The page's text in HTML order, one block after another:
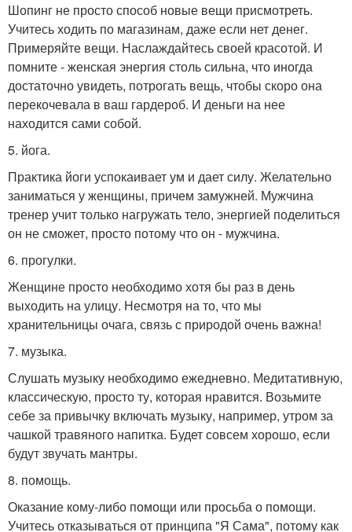
Шопинг не просто способ новые вещи присмотреть.
Учитесь ходить по магазинам, даже если нет денег.
Примеряйте вещи. Наслаждайтесь своей красотой. И
помните - женская энергия столь сильна, что иногда
достаточно увидеть, потрогать вещь, чтобы скоро она
перекочевала в ваш гардероб. И деньги на нее
находится сами собой.
5. йога.
Практика йоги успокаивает ум и дает силу. Желательно
заниматься у женщины, причем замужней. Мужчина
тренер учит только нагружать тело, энергией поделиться
он не сможет, просто потому что он - мужчина.
6. прогулки.
Женщине просто необходимо хотя бы раз в день
выходить на улицу. Несмотря на то, что мы
хранительницы очага, связь с природой очень важна!
7. музыка.
Слушать музыку необходимо ежедневно. Медитативную,
классическую, просто ту, которая нравится. Возьмите
себе за привычку включать музыку, например, утром за
чашкой травяного напитка. Будет совсем хорошо, если
будут звучать мантры.
8. помощь.
Оказание кому-либо помощи или просьба о помощи.
Учитесь отказываться от принципа "Я Сама", потому как